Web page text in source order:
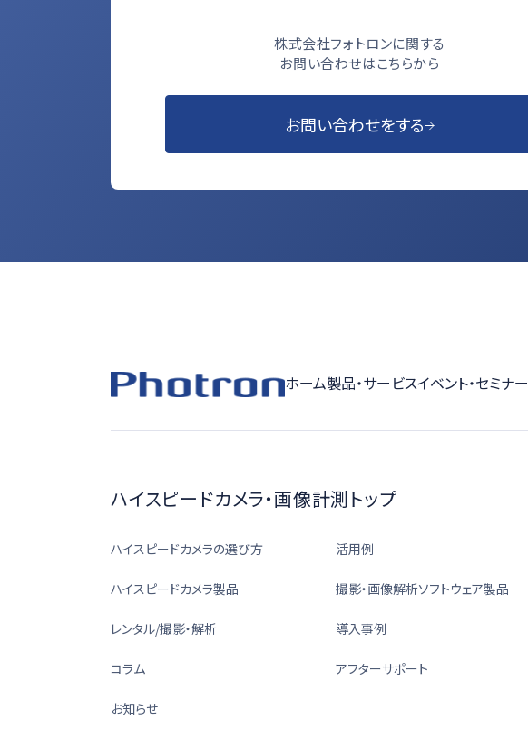
株式会社フォトロンに関する
お問い合わせはこちらから
お問い合わせをする
ホーム製品・サービスイベント・セミナー
ハイスピードカメラ・画像計測トップ
ハイスピードカメラの選び方 活用例
ハイスピードカメラ製品 撮影・画像解析ソフトウェア製品
レンタル/撮影・解析 導入事例
コラム アフターサポート
お知らせ